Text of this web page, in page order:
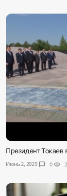
Президент Токаев
Июнь 2, 2025 chat_bubble 0 visibility